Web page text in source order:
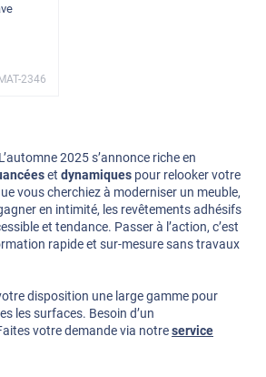
MAT-2346
2025 s’annonce riche en
et dynamiques pour relooker votre
vous cherchiez à moderniser un meuble,
en intimité, les revêtements adhésifs
et tendance. Passer à l’action, c’est
rapide et sur-mesure sans travaux
disposition une large gamme pour
les surfaces. Besoin d’un
votre demande via notreservice